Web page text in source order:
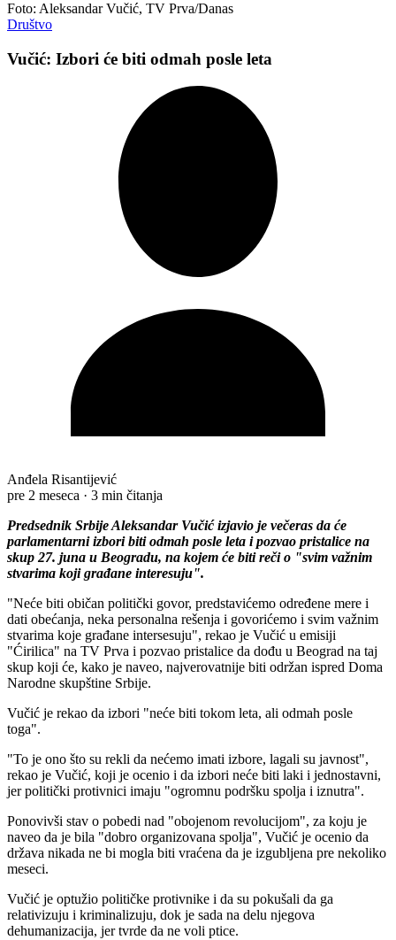
Foto: Aleksandar Vučić, TV Prva/Danas
Društvo
Vučić: Izbori će biti odmah posle leta
Anđela Risantijević
pre 2 meseca · 3 min čitanja
Predsednik Srbije Aleksandar Vučić izjavio je večeras da će
parlamentarni izbori biti odmah posle leta i pozvao pristalice na
skup 27. juna u Beogradu, na kojem će biti reči o "svim važnim
stvarima koji građane interesuju".
"Neće biti običan politički govor, predstavićemo određene mere i
dati obećanja, neka personalna rešenja i govorićemo i svim važnim
stvarima koje građane intersesuju", rekao je Vučić u emisiji
"Ćirilica" na TV Prva i pozvao pristalice da dođu u Beograd na taj
skup koji će, kako je naveo, najverovatnije biti održan ispred Doma
Narodne skupštine Srbije.
Vučić je rekao da izbori "neće biti tokom leta, ali odmah posle
toga".
"To je ono što su rekli da nećemo imati izbore, lagali su javnost",
rekao je Vučić, koji je ocenio i da izbori neće biti laki i jednostavni,
jer politički protivnici imaju "ogromnu podršku spolja i iznutra".
Ponovivši stav o pobedi nad "obojenom revolucijom", za koju je
naveo da je bila "dobro organizovana spolja", Vučić je ocenio da
država nikada ne bi mogla biti vraćena da je izgubljena pre nekoliko
meseci.
Vučić je optužio političke protivnike i da su pokušali da ga
relativizuju i kriminalizuju, dok je sada na delu njegova
dehumanizacija, jer tvrde da ne voli ptice.